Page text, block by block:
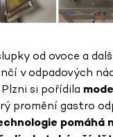
od ovoce a
v odpadových
si pořídila
promění gastro
pomáhá